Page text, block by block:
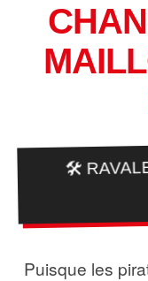
🛠️
Puisque les